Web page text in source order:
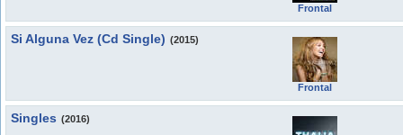
Frontal
Si Alguna Vez (Cd Single) (2015)
Frontal
Singles (2016)